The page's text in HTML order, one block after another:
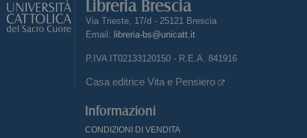
Libreria Brescia
Via Trieste, 17/d - 25121 Brescia
Email: libreria-bs@unicatt.it
P.IVA IT02133120150 - R.E.A. 841916
Casa editrice Vita e Pensiero
Informazioni
CONDIZIONI DI VENDITA